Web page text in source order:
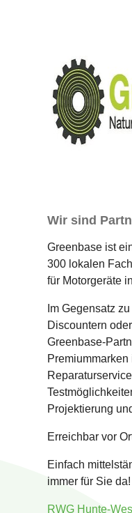
Wir sind
Greenbase ist
300 lokalen
für Motorgeräte
Im Gegensatz
Discountern
Greenbase-
Projektierung
Erreichbar vor
Einfach
immer für Sie da!
RWG Hunte-